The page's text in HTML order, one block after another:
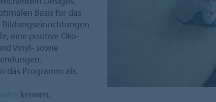
Basis für das
Bildungseinrichtungen
eine positive Öko-
Vinyl- sowie
das Programm ab.
kennen.